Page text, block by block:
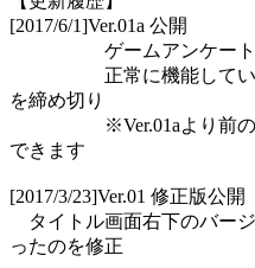
[2017/6/1]Ver.01a 公開
ゲームアンケートの
正常に機能していな
を締め切り
※Ver.01aより前のバー
できます
[2017/3/23]Ver.01 修正版公開
タイトル画面右下のバー
ったのを修正